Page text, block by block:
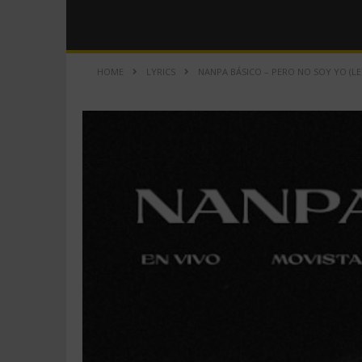
HOME LYRICS NANPA BÁSICO – PERO NO SOY YO